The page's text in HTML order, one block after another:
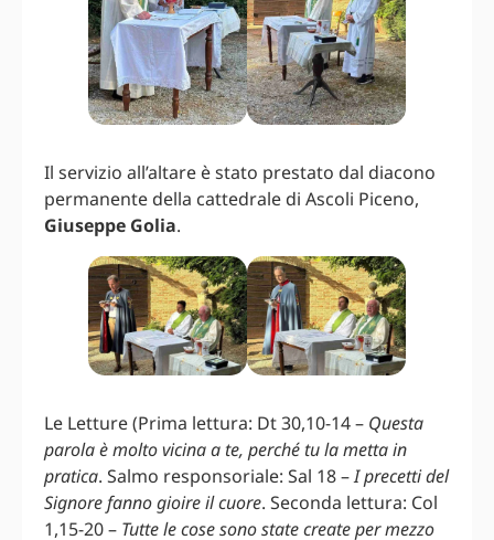
Il servizio all’altare è stato prestato dal diacono
permanente della cattedrale di Ascoli Piceno,
Giuseppe Golia.
Le Letture (Prima lettura: Dt 30,10-14 – Questa
parola è molto vicina a te, perché tu la metta in
pratica. Salmo responsoriale: Sal 18 –I precetti del
Signore fanno gioire il cuore. Seconda lettura: Col
1,15-20 – Tutte le cose sono state create per mezzo